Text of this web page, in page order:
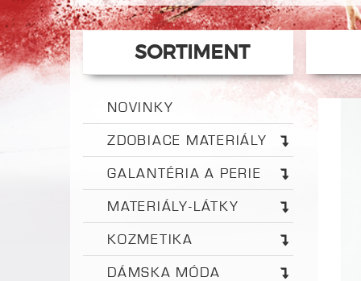
SORTIMENT
NOVINKY
ZDOBIACE MATERIÁLY
GALANTÉRIA A PERIE
MATERIÁLY-LÁTKY
KOZMETIKA
DÁMSKA MÓDA